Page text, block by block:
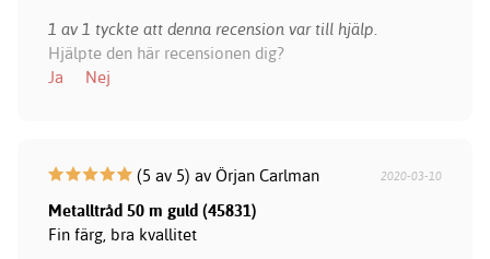
1 av 1 tyckte att denna recension var till hjälp.
Hjälpte den här recensionen dig?
Ja
Nej
(5 av 5) av Örjan Carlman 2020-03-10
Metalltråd 50 m guld (45831)
Fin färg, bra kvallitet